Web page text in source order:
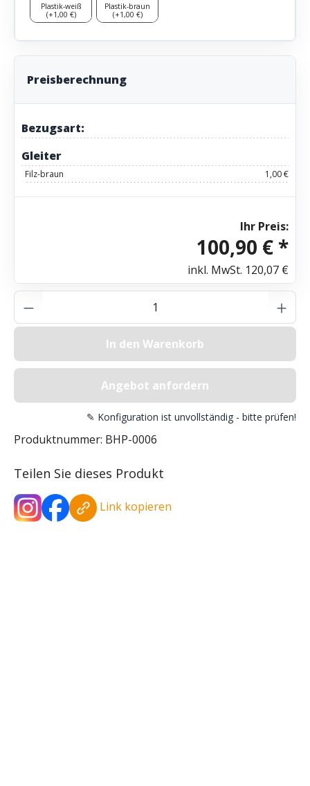
Plastik-weiß
(+1,00 €)
Plastik-braun
(+1,00 €)
Preisberechnung
Bezugsart:
Gleiter
Filz-braun 1,00 €
Ihr Preis:
100,90 € *
inkl. MwSt. 120,07 €
Produkt Anzahl: Gib den gewünschten
In den Warenkorb
Angebot anfordern
✎ Konfiguration ist unvollständig - bitte prüfen!
Produktnummer: BHP-0006
Teilen Sie dieses Produkt
Link kopieren